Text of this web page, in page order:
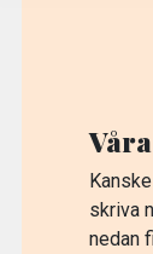
skriva
nedan